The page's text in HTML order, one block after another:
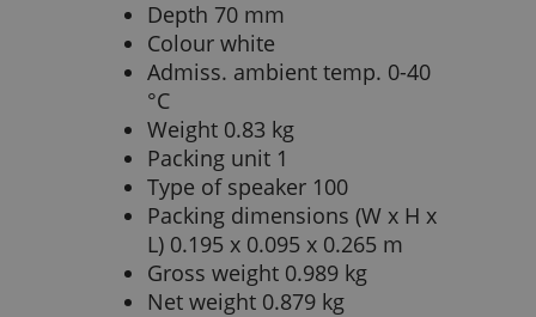
Depth 70 mm
Colour white
Admiss. ambient temp. 0-40
°C
Weight 0.83 kg
Packing unit 1
Type of speaker 100
Packing dimensions (W x H x
L) 0.195 x 0.095 x 0.265 m
Gross weight 0.989 kg
Net weight 0.879 kg